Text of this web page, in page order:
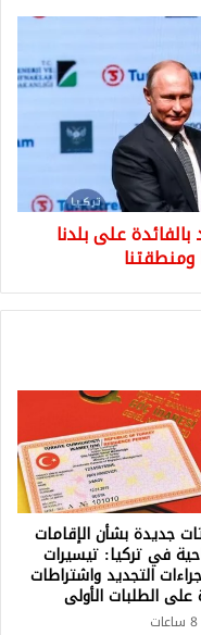
على بلدنا
جديدة بشأن الإقامات
في تركيا: تيسيرات
التجديد واشتراطات
على الطلبات الأولى